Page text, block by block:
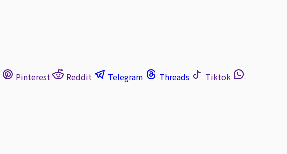
Pinterest Reddit Telegram Threads
Tiktok